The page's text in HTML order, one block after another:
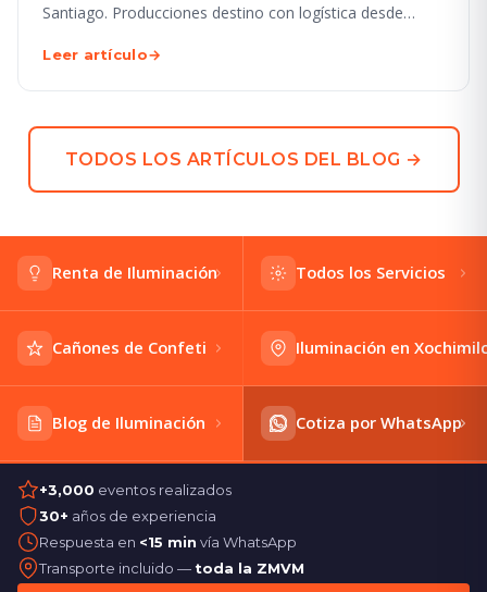
Santiago. Producciones destino con logística desde
Leer artículo→
TODOS LOS ARTÍCULOS DEL BLOG →
Renta de Iluminación Todos los Servicios
Cañones de Confeti Iluminación en
Blog de Iluminación Cotiza por WhatsApp
+3,000 eventos realizados
30+ años de experiencia
Respuesta en <15 min vía WhatsApp
Transporte incluido — toda la ZMVM